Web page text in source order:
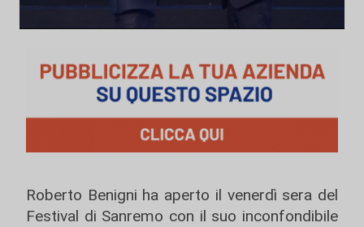
Roberto Benigni ha aperto il venerdì sera del
Festival di Sanremo con il suo inconfondibile